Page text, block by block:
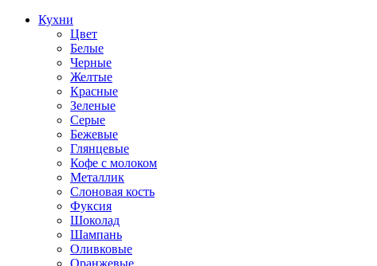
Кухни
Цвет
Белые
Черные
Желтые
Красные
Зеленые
Серые
Бежевые
Глянцевые
Кофе с молоком
Металлик
Слоновая кость
Фуксия
Шоколад
Шампань
Оливковые
Оранжевые